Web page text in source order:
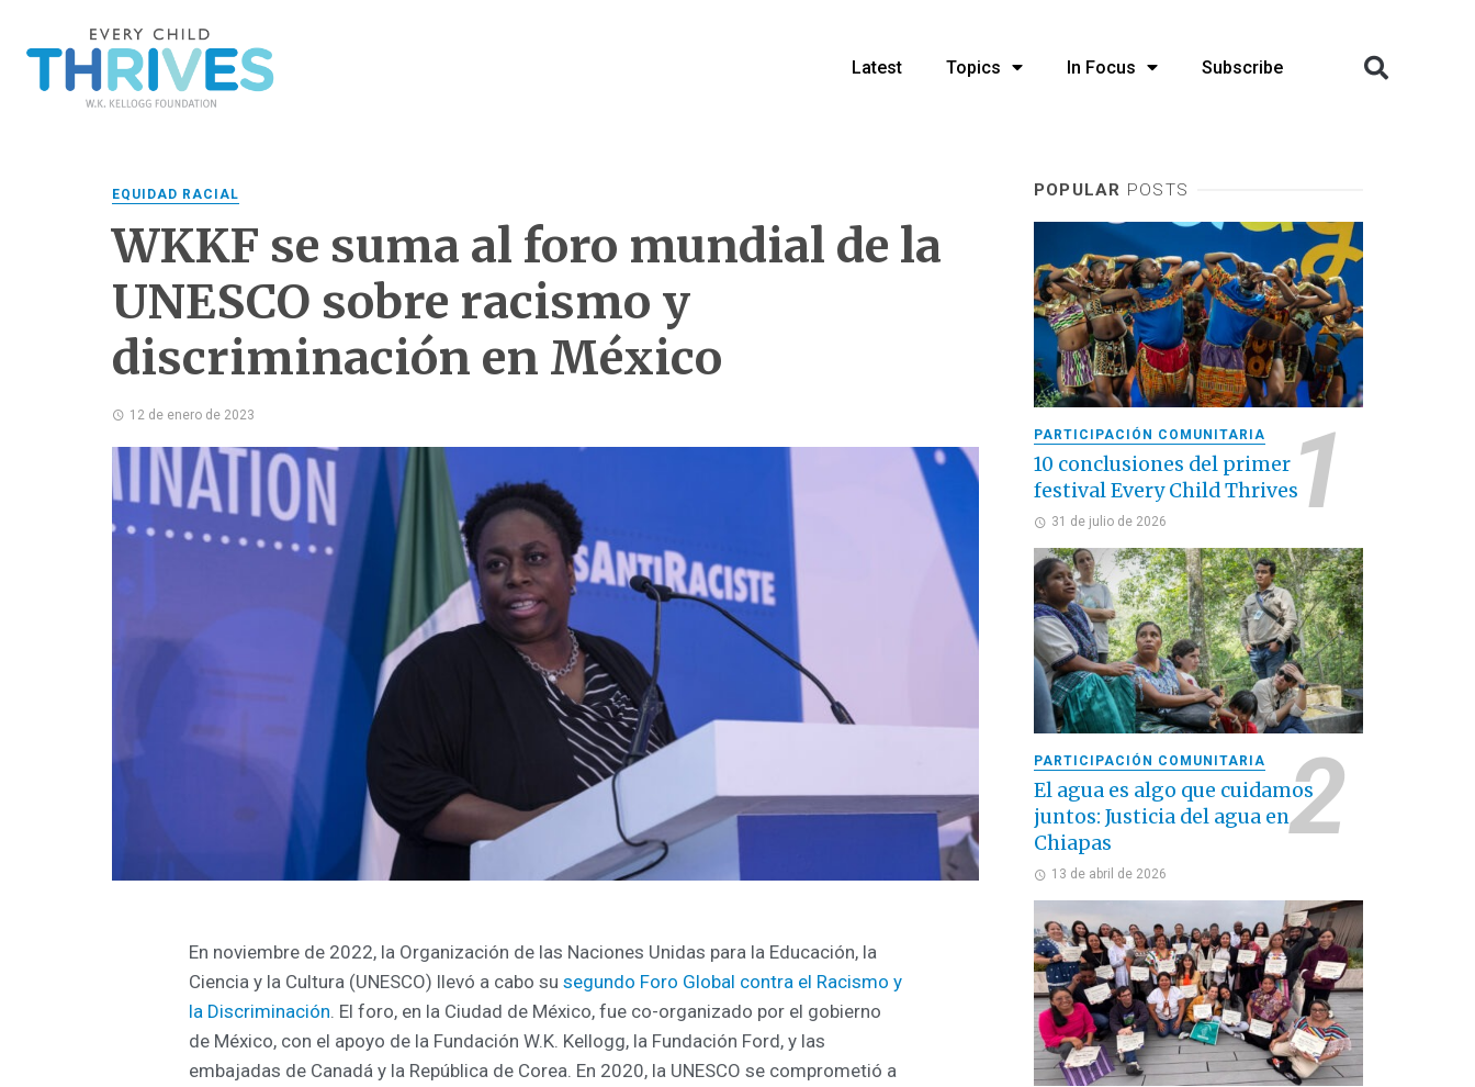
Latest Topics In Focus Subscribe
EQUIDAD RACIAL
WKKF se suma al foro mundial de la
UNESCO sobre racismo y
discriminación en México
12 de enero de 2023
En noviembre de 2022, la Organización de las Naciones Unidas para la Educación, la
Ciencia y la Cultura (UNESCO) llevó a cabo su segundo Foro Global contra el Racismo y
la Discriminación. El foro, en la Ciudad de México, fue co-organizado por el gobierno
de México, con el apoyo de la Fundación W.K. Kellogg, la Fundación Ford, y las
embajadas de Canadá y la República de Corea. En 2020, la UNESCO se comprometió a
POPULAR POSTS
PARTICIPACIÓN COMUNITARIA
10 conclusiones del primer
festival Every Child Thrives
31 de julio de 2026
PARTICIPACIÓN COMUNITARIA
El agua es algo que cuidamos
juntos: Justicia del agua en
Chiapas
13 de abril de 2026